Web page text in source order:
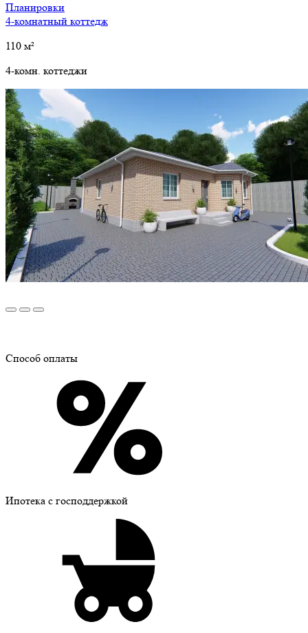
Планировки
4-комнатный коттедж
110 м²
4-комн. коттеджи
Способ оплаты
Ипотека с господдержкой